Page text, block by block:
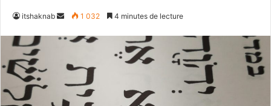
itshaknab
Envoyer
courriel
1 032 4 minutes de lecture